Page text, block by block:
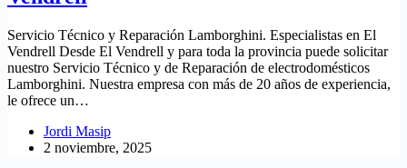
Servicio Técnico y Reparación Lamborghini. Especialistas en El
Vendrell Desde El Vendrell y para toda la provincia puede solicitar
nuestro Servicio Técnico y de Reparación de electrodomésticos
Lamborghini. Nuestra empresa con más de 20 años de experiencia,
le ofrece un…
Jordi Masip
2 noviembre, 2025